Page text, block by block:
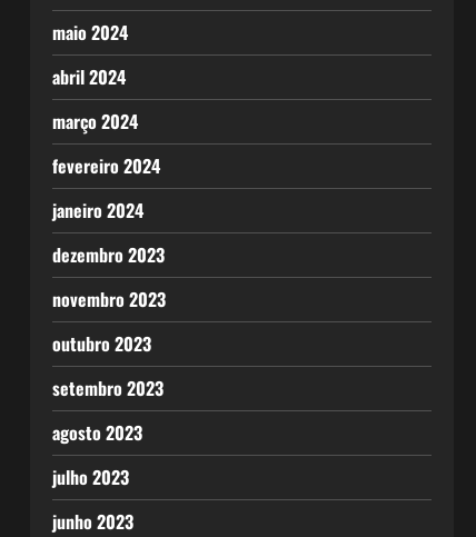
maio 2024
abril 2024
março 2024
fevereiro 2024
janeiro 2024
dezembro 2023
novembro 2023
outubro 2023
setembro 2023
agosto 2023
julho 2023
junho 2023